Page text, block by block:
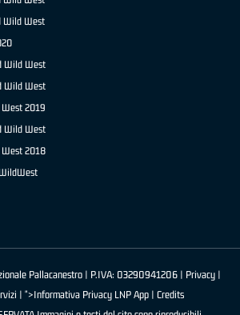
Wild West
Wild West
Wild West
West 2019
Wild West
West 2018
Pallacanestro | P.IVA: 03290941206 | Privacy|
| ">Informativa Privacy LNP App | Credits